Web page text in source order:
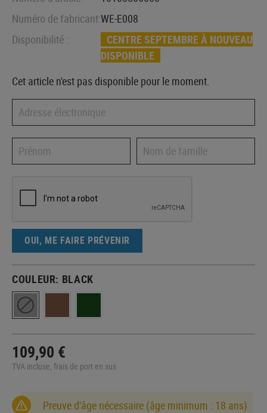
Numéro de fabricant:WE-E008
Disponibilité :
CENTRE SEPTEMBRE À NOUVEAU
DISPONIBLE
Cet article n'est pas disponible pour le moment.
OUI, ME FAIRE PRÉVENIR
COULEUR: BLACK
109,90 €
TVA incluse, frais de port en sus
Preuve d'âge nécessaire (âge minimum : 18 ans)